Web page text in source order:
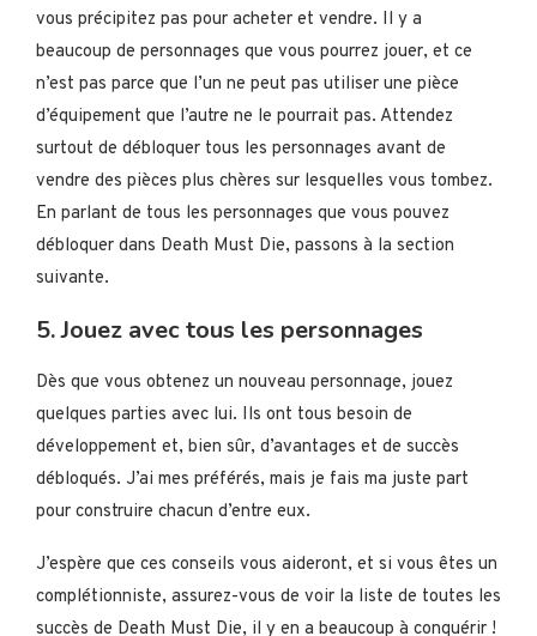
vous précipitez pas pour acheter et vendre. Il y a
beaucoup de personnages que vous pourrez jouer, et ce
n’est pas parce que l’un ne peut pas utiliser une pièce
d’équipement que l’autre ne le pourrait pas. Attendez
surtout de débloquer tous les personnages avant de
vendre des pièces plus chères sur lesquelles vous tombez.
En parlant de tous les personnages que vous pouvez
débloquer dans Death Must Die, passons à la section
suivante.
5. Jouez avec tous les personnages
Dès que vous obtenez un nouveau personnage, jouez
quelques parties avec lui. Ils ont tous besoin de
développement et, bien sûr, d’avantages et de succès
débloqués. J’ai mes préférés, mais je fais ma juste part
pour construire chacun d’entre eux.
J’espère que ces conseils vous aideront, et si vous êtes un
complétionniste, assurez-vous de voir la liste de toutes les
succès de Death Must Die, il y en a beaucoup à conquérir !